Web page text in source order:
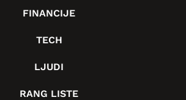
FINANCIJE
TECH
LJUDI
RANG LISTE